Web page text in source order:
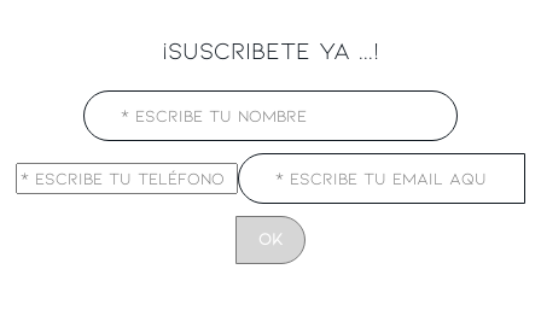
¡SUSCRIBETE YA ...!